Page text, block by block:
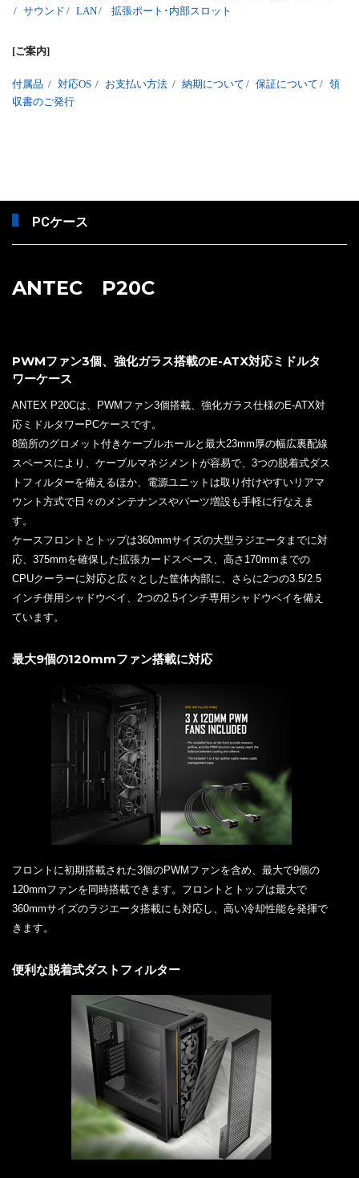
/ サウンド / LAN/ 拡張ポート･内部スロット
[ご案内]
付属品 / 対応OS / お支払い方法 / 納期について / 保証について / 領
収書のご発行
PCケース
ANTEC P20C
PWMファン3個、強化ガラス搭載のE-ATX対応ミドルタ
ワーケース
ANTEX P20Cは、PWMファン3個搭載、強化ガラス仕様のE-ATX対
応ミドルタワーPCケースです。
8箇所のグロメット付きケーブルホールと最大23mm厚の幅広裏配線
スペースにより、ケーブルマネジメントが容易で、3つの脱着式ダス
トフィルターを備えるほか、電源ユニットは取り付けやすいリアマ
ウント方式で日々のメンテナンスやパーツ増設も手軽に行なえま
す。
ケースフロントとトップは360mmサイズの大型ラジエータまでに対
応、375mmを確保した拡張カードスペース、高さ170mmまでの
CPUクーラーに対応と広々とした筐体内部に、さらに2つの3.5/2.5
インチ併用シャドウベイ、2つの2.5インチ専用シャドウベイを備え
ています。
最大9個の120mmファン搭載に対応
フロントに初期搭載された3個のPWMファンを含め、最大で9個の
120mmファンを同時搭載できます。フロントとトップは最大で
360mmサイズのラジエータ搭載にも対応し、高い冷却性能を発揮で
きます。
便利な脱着式ダストフィルター